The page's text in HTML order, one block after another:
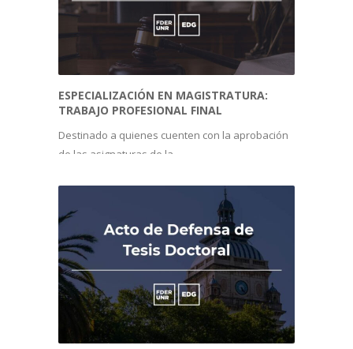
ESPECIALIZACIÓN EN MAGISTRATURA:
TRABAJO PROFESIONAL FINAL
Destinado a quienes cuenten con la aprobación
de las asignaturas de la